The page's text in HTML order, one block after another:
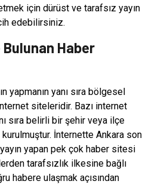
için dürüst ve tarafsız yayın
edebilirsiniz.
Haber
yapmanın yanı sıra bölgesel
siteleridir. Bazı internet
sıra belirli bir şehir veya ilçe
İnternette Ankara son
yapan pek çok haber sitesi
tarafsızlık ilkesine bağlı
habere ulaşmak açısından